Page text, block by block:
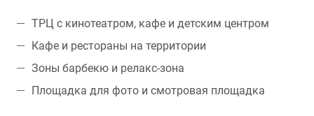
ТРЦ с кинотеатром, кафе и детским центром
Кафе и рестораны на территории
Зоны барбекю и релакс-зона
Площадка для фото и смотровая площадка